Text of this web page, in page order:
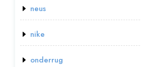
neus
nike
onderrug